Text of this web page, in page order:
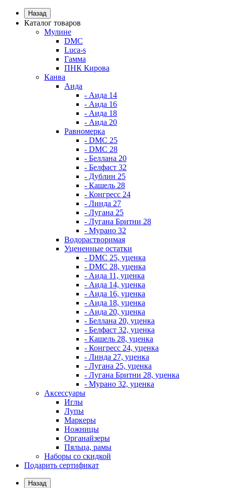
Назад
Каталог товаров
Мулине
DMC
Luca-s
Гамма
ПНК Кирова
Канва
Аида
- Аида 14
- Аида 16
- Аида 18
- Аида 20
Равномерка
- DMC 25
- DMC 28
- Беллана 20
- Белфаст 32
- Дублин 25
- Кашель 28
- Конгресс 24
- Линда 27
- Лугана 25
- Лугана Бритни 28
- Мурано 32
Водорастворимая
Уцененные остатки
- DMC 25, уценка
- DMC 28, уценка
- Аида 11, уценка
- Аида 14, уценка
- Аида 16, уценка
- Аида 18, уценка
- Аида 20, уценка
- Беллана 20, уценка
- Белфаст 32, уценка
- Кашель 28, уценка
- Конгресс 24, уценка
- Линда 27, уценка
- Лугана 25, уценка
- Лугана Бритни 28, уценка
- Мурано 32, уценка
Аксессуары
Иглы
Лупы
Маркеры
Ножницы
Органайзеры
Пяльца, рамы
Наборы со скидкой
Подарить сертификат
Назад